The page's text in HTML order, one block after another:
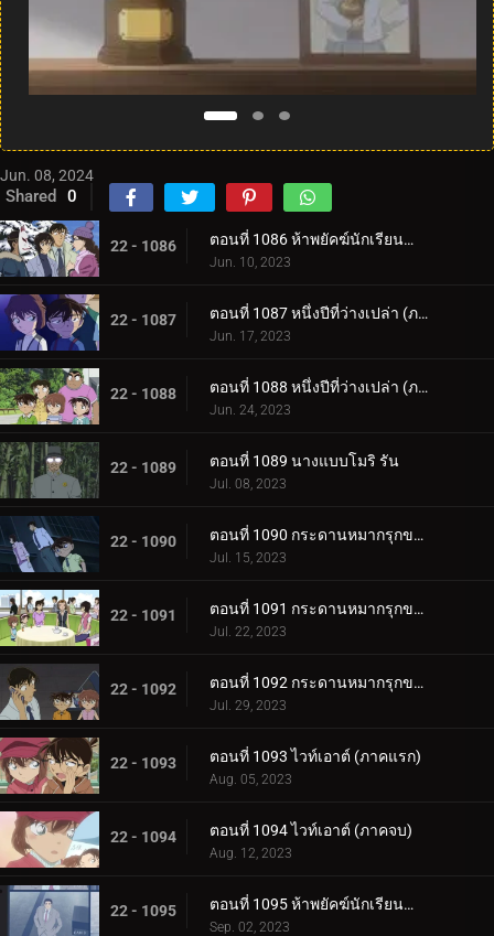
Jun. 08, 2024
Shared 0
22 - 1086 ตอนที่ 1086 ห้าพยัคฆ์นักเรียนตำรวจ Wild Police Story CASE.มัตสึดะ จิมเปย์
Jun. 10, 2023
22 - 1087 ตอนที่ 1087 หนึ่งปีที่ว่างเปล่า (ภาคแรก)
Jun. 17, 2023
22 - 1088 ตอนที่ 1088 หนึ่งปีที่ว่างเปล่า (ภาคจบ)
Jun. 24, 2023
22 - 1089 ตอนที่ 1089 นางแบบโมริ รัน
Jul. 08, 2023
22 - 1090 ตอนที่ 1090 กระดานหมากรุกของไทโค เมจิน (ภาคหมากแรก)
Jul. 15, 2023
22 - 1091 ตอนที่ 1091 กระดานหมากรุกของไทโค เมจิน (ภาคหมากชั้นเลิศ)
Jul. 22, 2023
22 - 1092 ตอนที่ 1092 กระดานหมากรุกของไทโค เมจิน (ภาครุกฆาต)
Jul. 29, 2023
22 - 1093 ตอนที่ 1093 ไวท์เอาต์ (ภาคแรก)
Aug. 05, 2023
22 - 1094 ตอนที่ 1094 ไวท์เอาต์ (ภาคจบ)
Aug. 12, 2023
22 - 1095 ตอนที่ 1095 ห้าพยัคฆ์นักเรียนตำรวจ Wild Police Story CASE.ดาเตะ วาตารุ
Sep. 02, 2023